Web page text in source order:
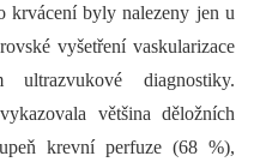
krvácení byly nalezeny jen u
vyšetření vaskularizace
diagnostiky.
většina děložních
krevní perfuze (68 %),